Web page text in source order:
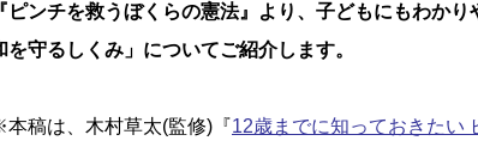
『ピンチを救うぼくらの憲法』より、子どもにもわか
を守るしくみ」についてご紹介します。
稿は、木村草太(監修)『12歳までに知っておきたい